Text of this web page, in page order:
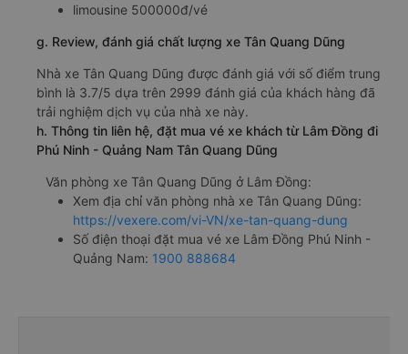
limousine 500000đ/vé
g. Review, đánh giá chất lượng xe Tân Quang Dũng
Nhà xe Tân Quang Dũng được đánh giá với số điểm trung
bình là 3.7/5 dựa trên 2999 đánh giá của khách hàng đã
trải nghiệm dịch vụ của nhà xe này.
h. Thông tin liên hệ, đặt mua vé xe khách từ Lâm Đồng đi
Phú Ninh - Quảng Nam Tân Quang Dũng
Văn phòng xe Tân Quang Dũng ở Lâm Đồng:
Xem địa chỉ văn phòng nhà xe Tân Quang Dũng:
https://vexere.com/vi-VN/xe-tan-quang-dung
Số điện thoại đặt mua vé xe Lâm Đồng Phú Ninh -
Quảng Nam: 1900 888684